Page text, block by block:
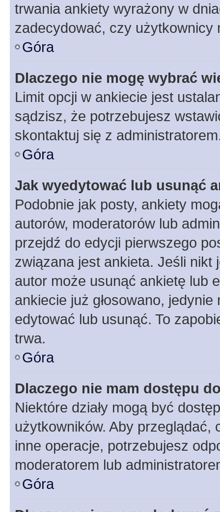
trwania ankiety wyrażony w
zadecydować, czy użytkownicy
Góra
Dlaczego nie mogę wybrać
Limit opcji w ankiecie jest
sądzisz, że potrzebujesz
skontaktuj się z
Góra
Jak wyedytować lub usunąć
Podobnie jak posty, ankiety
autorów, moderatorów lub
przejdź do edycji pierwszego
związana jest ankieta. Jeśli nikt
autor może usunąć ankietę lub
ankiecie już głosowano,
edytować lub usunąć. To
trwa.
Góra
Dlaczego nie mam dostępu
Niektóre działy mogą być
użytkowników. Aby
inne operacje, potrzebujesz
moderatorem lub
Góra